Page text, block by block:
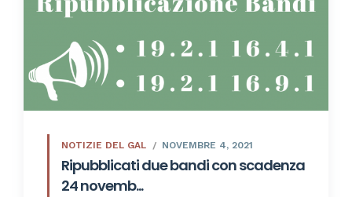
NOTIZIE DEL GAL NOVEMBRE 4, 2021
Ripubblicati due bandi con scadenza
24 novemb...